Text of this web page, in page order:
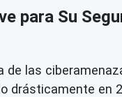
para Su
de las
drásticamente en